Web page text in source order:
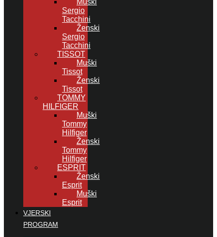
Muški
Sergio
Tacchini
Ženski
Sergio
Tacchini
TISSOT
Muški
Tissot
Ženski
Tissot
TOMMY
HILFIGER
Muški
Tommy
Hilfiger
Ženski
Tommy
Hilfiger
ESPRIT
Ženski
Esprit
Muški
Esprit
VJERSKI
PROGRAM